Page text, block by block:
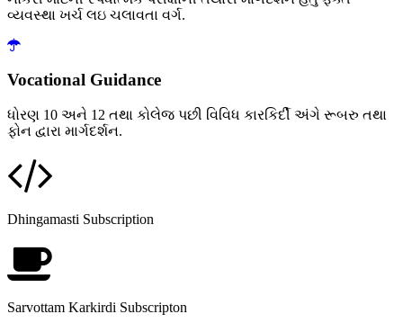
વ્યવસ્થા ખર્ચ લઇ ચલાવતા વર્ગ.
Vocational Guidance
ધોરણ 10 અને 12 તથા કોલેજ પછી વિવિધ કારકિર્દી અંગે રૂબરુ તથા
ફોન દ્વારા માર્ગદર્શન.
Dhingamasti Subscription
Sarvottam Karkirdi Subscripton